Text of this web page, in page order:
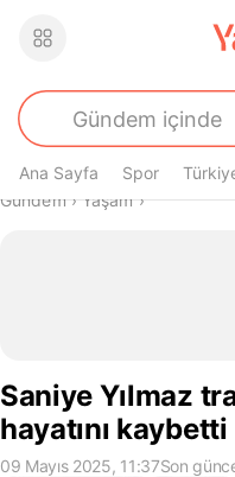
Ana Sayfa Spor
Buradasın
Gündem› Yaşam›
Saniye Yılmaz
hayatını kaybetti
09 Mayıs 2025, 11:37Son